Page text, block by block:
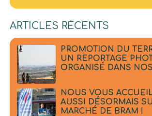
ARTICLES RÉCENTS
PROMOTION DU
UN REPORTAGE
ORGANISÉ DANS
NOUS VOUS
AUSSI DÉSORMAIS
MARCHÉ DE BRAM !